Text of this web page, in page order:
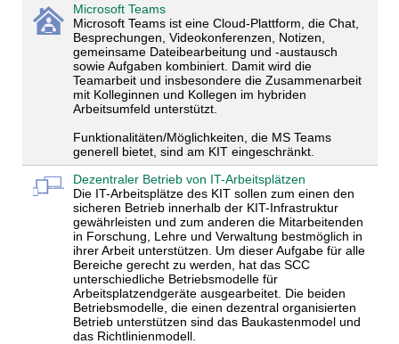
Microsoft Teams
Microsoft Teams ist eine Cloud-Plattform, die Chat,
Besprechungen, Videokonferenzen, Notizen,
gemeinsame Dateibearbeitung und -austausch
sowie Aufgaben kombiniert. Damit wird die
Teamarbeit und insbesondere die Zusammenarbeit
mit Kolleginnen und Kollegen im hybriden
Arbeitsumfeld unterstützt.
Funktionalitäten/Möglichkeiten, die MS Teams
generell bietet, sind am KIT eingeschränkt.
Dezentraler Betrieb von IT-Arbeitsplätzen
Die IT-Arbeitsplätze des KIT sollen zum einen den
sicheren Betrieb innerhalb der KIT-Infrastruktur
gewährleisten und zum anderen die Mitarbeitenden
in Forschung, Lehre und Verwaltung bestmöglich in
ihrer Arbeit unterstützen. Um dieser Aufgabe für alle
Bereiche gerecht zu werden, hat das SCC
unterschiedliche Betriebsmodelle für
Arbeitsplatzendgeräte ausgearbeitet. Die beiden
Betriebsmodelle, die einen dezentral organisierten
Betrieb unterstützen sind das Baukastenmodel und
das Richtlinienmodell.